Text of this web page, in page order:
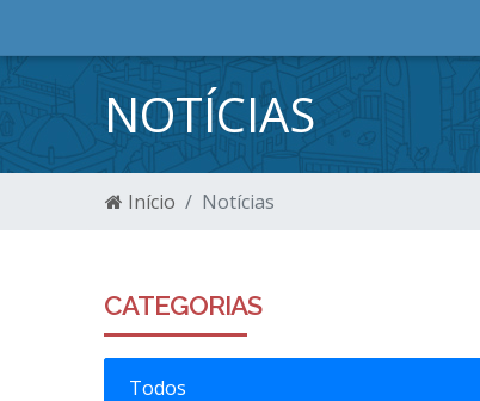
NOTÍCIAS
Início Notícias
CATEGORIAS
Todos